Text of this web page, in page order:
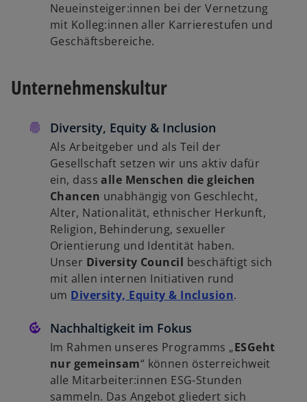
Neueinsteiger:innen bei der Vernetzung
mit Kolleg:innen aller Karrierestufen und
Geschäftsbereiche.
Unternehmenskultur
Diversity, Equity & Inclusion
Als Arbeitgeber und als Teil der
Gesellschaft setzen wir uns aktiv dafür
ein, dassalle Menschen die gleichen
Chancen unabhängig von Geschlecht,
Alter, Nationalität, ethnischer Herkunft,
Religion, Behinderung, sexueller
Orientierung und Identität haben.
Unser Diversity Council beschäftigt sich
mit allen internen Initiativen rund
um Diversity, Equity & Inclusion.
Nachhaltigkeit im Fokus
Im Rahmen unseres Programms „ESGeht
nur gemeinsam“ können österreichweit
alle Mitarbeiter:innen ESG-Stunden
sammeln. Das Angebot gliedert sich